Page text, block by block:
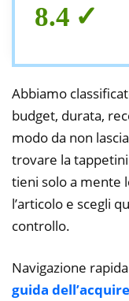
8.4
Abbiamo
budget, durata,
modo da non
trovare la
tieni solo a mente
l’articolo e scegli
controllo.
Navigazione
guida